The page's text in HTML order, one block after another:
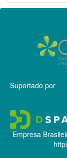
Suportado por
Empresa